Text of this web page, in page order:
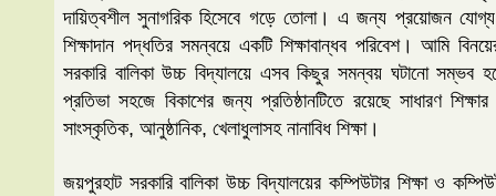
দায়িত্বশীল সুনাগরিক হিসেবে গড়ে তোলা। এ জন্য প্রয়োজন
শিক্ষাদান পদ্ধতির সমন্বয়ে একটি শিক্ষাবান্ধব পরিবেশ। আমি
সরকারি বালিকা উচ্চ বিদ্যালয়ে এসব কিছুর সমন্বয় ঘটানো সম্ভব
প্রতিভা সহজে বিকাশের জন্য প্রতিষ্ঠানটিতে রয়েছে সাধারণ শিক্ষার
সাংস্কৃতিক, আনুষ্ঠানিক, খেলাধুলাসহ নানাবিধ শিক্ষা।
জয়পুরহাট সরকারি বালিকা উচ্চ বিদ্যালয়ের কম্পিউটার শিক্ষা ও